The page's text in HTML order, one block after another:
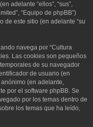
adelante “ellos”, “sus”,
“Equipo de phpBB”)
de este sitio (en adelante “su
navega por “Cultura
Las cookies son pequeños
de su navegador
de usuario (en
(en adelante,
por el software phpBB. Se
por los temas dentro de
los temas que ha leído,